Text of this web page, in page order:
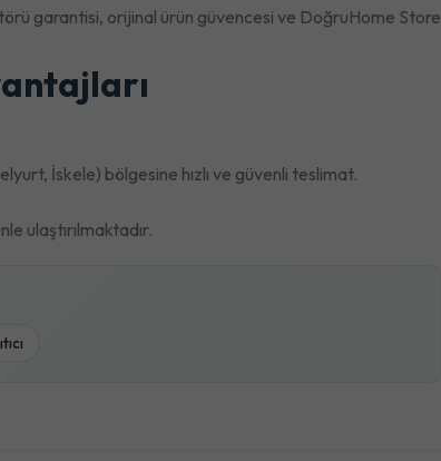
garantisi, orijinal ürün güvencesi ve DoğruHome Store
İskele) bölgesine hızlı ve güvenli teslimat.
ulaştırılmaktadır.